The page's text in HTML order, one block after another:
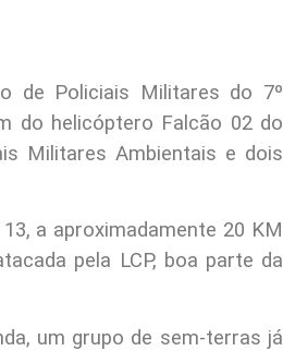
de Policiais Militares do 7º
do helicóptero Falcão 02 do
Militares Ambientais e dois
a aproximadamente 20 KM
pela LCP, boa parte da
um grupo de sem-terras já